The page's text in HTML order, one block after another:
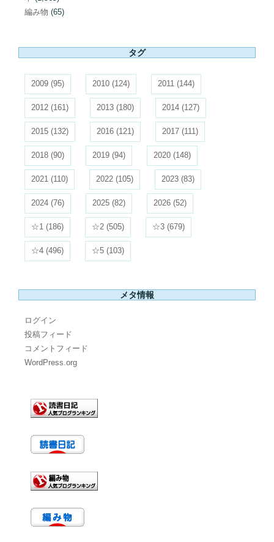
編み物 (65)
タグ
2009 (95) 2010 (124) 2011 (144)
2012 (161) 2013 (180) 2014 (127)
2015 (132) 2016 (121) 2017 (111)
2018 (90) 2019 (94) 2020 (148)
2021 (110) 2022 (105) 2023 (83)
2024 (76) 2025 (82) 2026 (52)
☆1 (186) ☆2 (505) ☆3 (679)
☆4 (496) ☆5 (103)
メタ情報
ログイン
投稿フィード
コメントフィード
WordPress.org